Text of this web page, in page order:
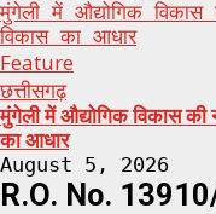
मुंगेली में औद्योगिक
विकास का आधार
Feature
छत्तीसगढ़
मुंगेली में औद्योगिक विकास
का आधार
August 5, 2026
R.O. No.